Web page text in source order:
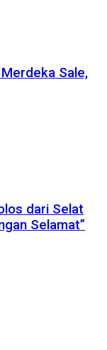
Sale,
dari Selat
Selamat”